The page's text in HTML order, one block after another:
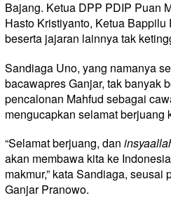
Bajang. Ketua DPP PDIP Puan
Hasto Kristiyanto, Ketua
beserta jajaran lainnya tak
Sandiaga Uno, yang namanya
bacawapres Ganjar, tak banyak
pencalonan Mahfud sebagai
mengucapkan selamat berjuang
“Selamat berjuang, dan
akan membawa kita ke
makmur,” kata Sandiaga,
Ganjar Pranowo.